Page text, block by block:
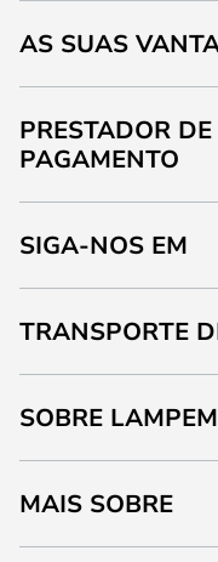
AS SUAS
PRESTADOR
PAGAMENTO
SIGA-NOS EM
TRANSPORTE
SOBRE
MAIS SOBRE